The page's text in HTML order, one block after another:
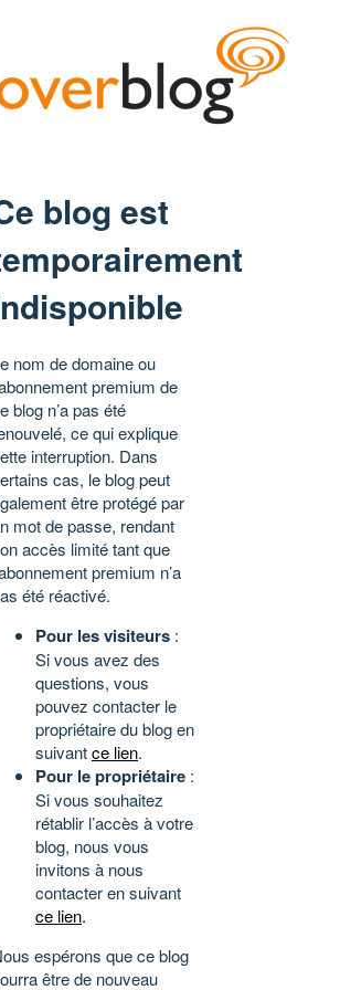
blog est
nom de domaine ou
premium de
blog n’a pas été
ce qui explique
interruption. Dans
cas, le blog peut
être protégé par
mot de passe, rendant
accès limité tant que
premium n’a
été réactivé.
Pour les visiteurs :
Si vous avez des
questions, vous
pouvez contacter le
propriétaire du blog en
suivantce lien.
Pour le propriétaire :
Si vous souhaitez
rétablir l’accès à votre
blog, nous vous
invitons à nous
contacter en suivant
ce lien.
espérons que ce blog
être de nouveau